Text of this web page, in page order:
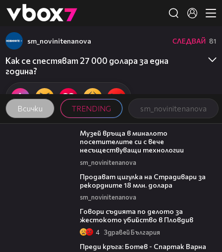
👾
Всички TRENDING sm_novinitenanova
sm_novinitenanova СЛЕДВАЙ 81
Как се спестяват 27 000 долара за една
година?
01:15
Музей връща в миналото
посетителите си с вече
несъществуващи технологии
sm_novinitenanova
Продават цигулка на Страдивари за
рекордните 18 млн. долара
sm_novinitenanova
Говори съдията по делото за
жестокото убийство в Пловдив
4 Здравей България
Преди кръга: Ботев - Спартак Варна